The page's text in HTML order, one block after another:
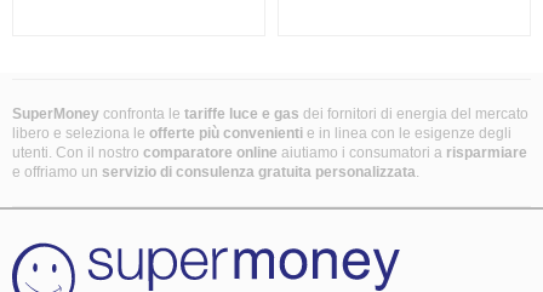
SuperMoney confronta le tariffe luce e gas dei fornitori di energia del mercato
libero e seleziona le offerte più convenienti e in linea con le esigenze degli
utenti. Con il nostro comparatore online aiutiamo i consumatori a risparmiare
e offriamo un servizio di consulenza gratuita personalizzata.